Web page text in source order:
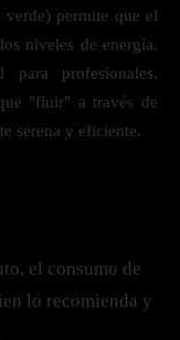
permite que el
niveles de energía.
para profesionales,
"fluir" a través de
serena y eficiente.
el consumo de
lo recomienda y